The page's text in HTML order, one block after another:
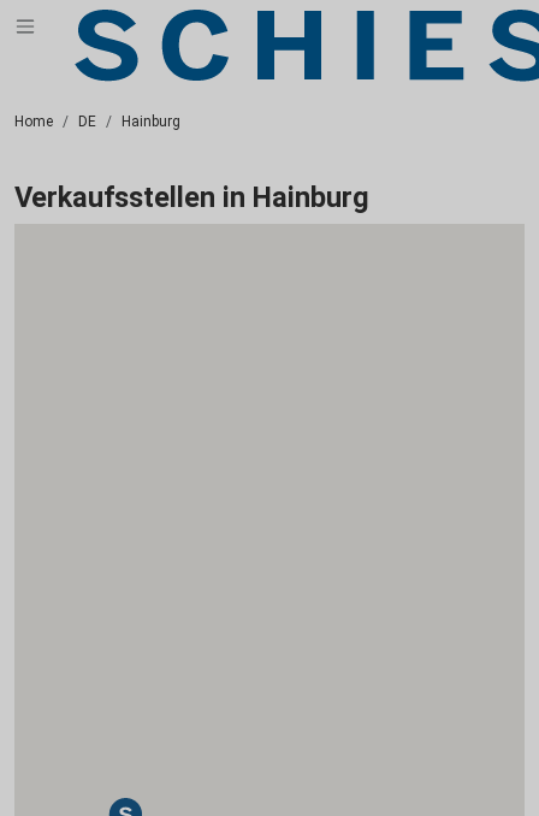
Home DE Hainburg
Verkaufsstellen in Hainburg